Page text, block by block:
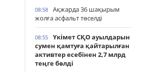
08:58
Ақжарда 36 шақырым
жолға асфальт төселді
08:55
Үкімет СҚО ауылдарын
сумен қамтуға қайтарылған
активтер есебінен 2,7 млрд
теңге бөлді